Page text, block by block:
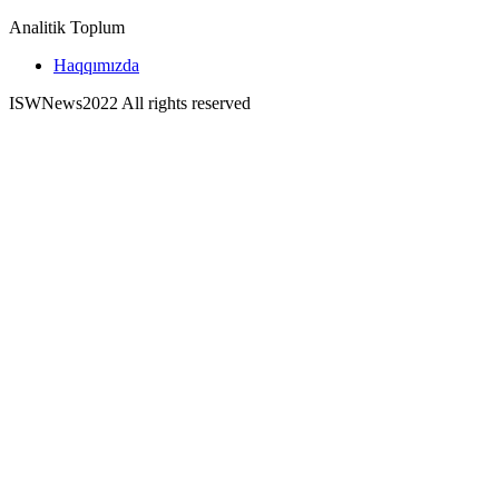
Analitik Toplum
Haqqımızda
ISWNews2022 All rights reserved